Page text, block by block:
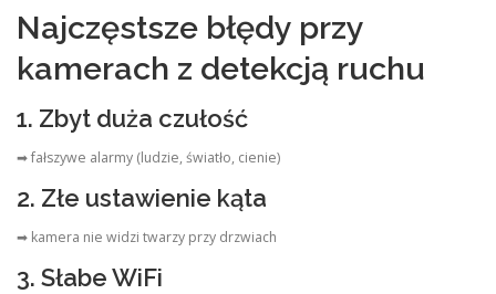
Najczęstsze błędy przy
kamerach z detekcją ruchu
1. Zbyt duża czułość
➡ fałszywe alarmy (ludzie, światło, cienie)
2. Złe ustawienie kąta
➡ kamera nie widzi twarzy przy drzwiach
3. Słabe WiFi